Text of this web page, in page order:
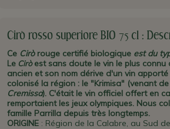
Cirò rosso superiore BIO 75 cl :
Ce Cirò rouge certifié biologique est du
Le Cirò est sans doute le vin le plus connu
ancien et son nom dérive d'un vin
colonisé la région : le "Krimisa" (venant
Cremissa). C'était le vin officiel offert en
remportaient les jeux olympiques. Nous
famille Parrilla depuis très longtemps.
ORIGINE : Région de la Calabre, au Sud